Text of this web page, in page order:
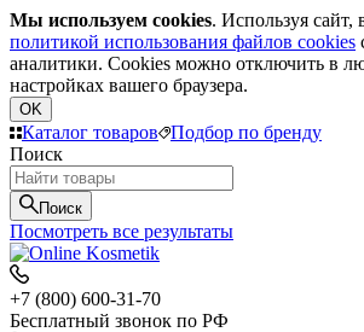
Мы используем cookies. Используя сайт,
политикой использования файлов cookies
аналитики. Cookies можно отключить в
настройках вашего браузера.
OK
Каталог товаров
Подбор по бренду
Поиск
Поиск
Посмотреть все результаты
+7 (800) 600-31-70
Бесплатный звонок по РФ